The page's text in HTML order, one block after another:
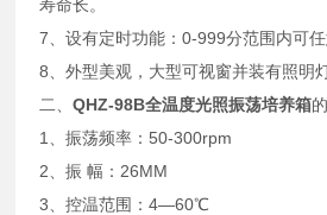
寿命长。
7、设有定时功能：0-999分范围内可任
8、外型美观，大型可视窗并装有照明灯
二、QHZ-98B全温度光照振荡培养箱
1、振荡频率：50-300rpm
2、振 幅：26MM
3、控温范围：4―60℃